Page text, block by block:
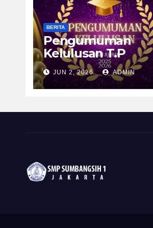
BERITA
Pengumuman
Kelulusan T.P
2025/2026
JUN 2, 2026 ADMIN